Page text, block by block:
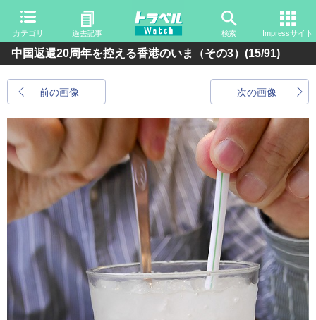
カテゴリ 過去記事 検索 Impressサイト
中国返還20周年を控える香港のいま（その3） (15/91)
前の画像 次の画像